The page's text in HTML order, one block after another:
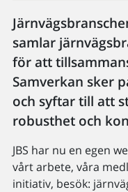
samlar
för att
Samverkan sker
och syftar till att
robusthet och
JBS har nu en egen
vårt arbete, våra
initiativ, besök: